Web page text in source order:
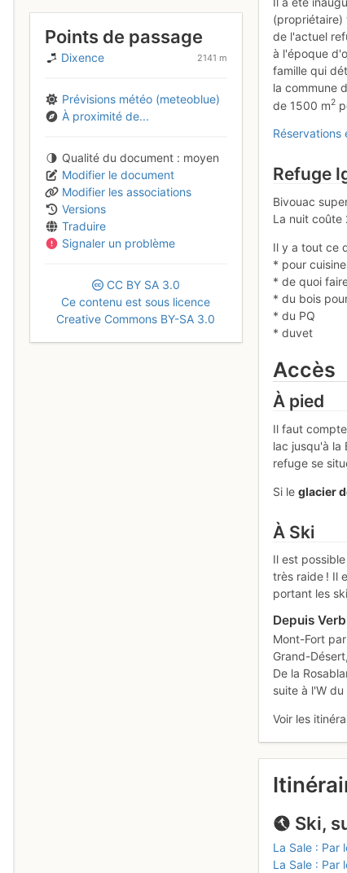
Points de passage
Dixence 2141 m
Prévisions météo (meteoblue)
À proximité de...
Qualité du document
moyen
Modifier le document
Modifier les associations
Versions
Traduire
Signaler un problème
CC BY SA 3.0
Ce contenu est sous licence
Creative Commons BY-SA 3.0
(propriétaire)
de l'actuel
à l'époque
famille qui
la commune
de 1500 m2
Réservations
Refuge
Bivouac
La nuit coûte
Il y a tout ce
* pour
* de quoi
* du bois
* du PQ
* duvet
Accès
À pied
Il faut
lac jusqu'à la
refuge se
Si leglacier
À Ski
Il est
très raide ! Il
portant les
Depuis
Mont-Fort
Grand-
De la
suite à l'W
Voir les
Ski,
La Sale : Par
La Sale : Par